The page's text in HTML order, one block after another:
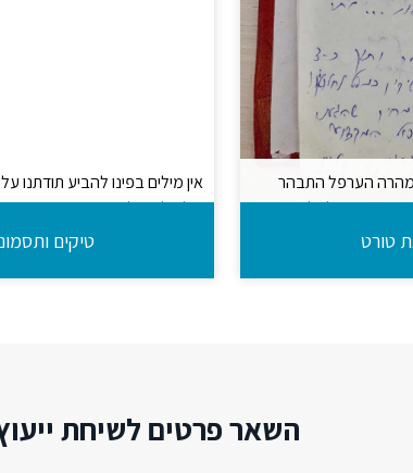
טורט
מהרה הערפל התבהר
טיקים
אין מילים בפינו להביע תודתנו
שלח לנו שליח נאמן בדמותך.
השאר פרטים לשיחת